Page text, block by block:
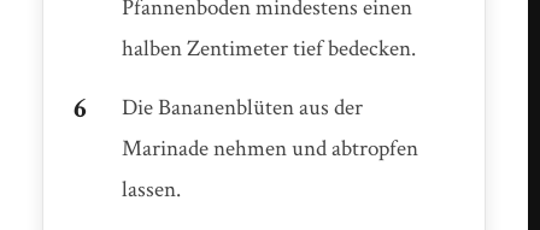
Pfannenboden mindestens einen
halben Zentimeter tief bedecken.
Die Bananenblüten aus der
Marinade nehmen und abtropfen
lassen.